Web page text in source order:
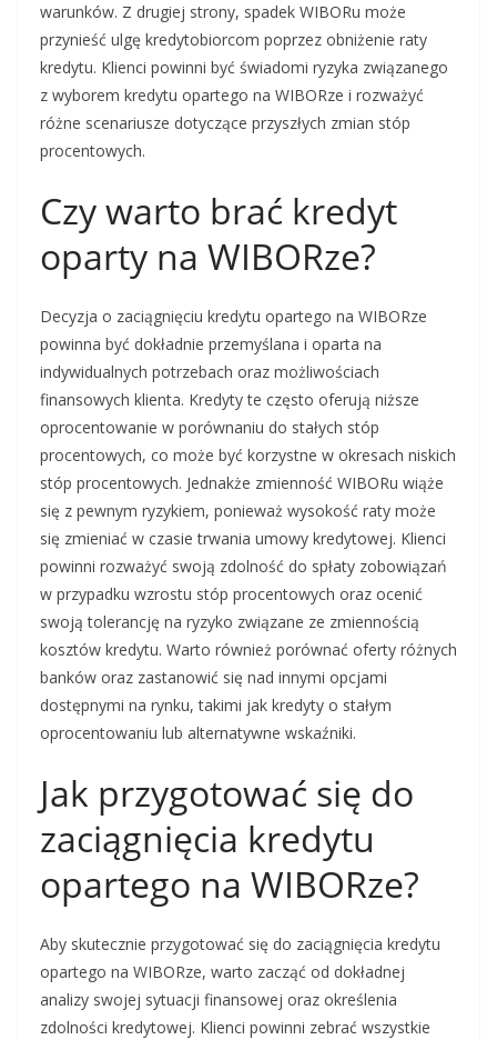
warunków. Z drugiej strony, spadek WIBORu może
przynieść ulgę kredytobiorcom poprzez obniżenie raty
kredytu. Klienci powinni być świadomi ryzyka związanego
z wyborem kredytu opartego na WIBORze i rozważyć
różne scenariusze dotyczące przyszłych zmian stóp
procentowych.
Czy warto brać kredyt
oparty na WIBORze?
Decyzja o zaciągnięciu kredytu opartego na WIBORze
powinna być dokładnie przemyślana i oparta na
indywidualnych potrzebach oraz możliwościach
finansowych klienta. Kredyty te często oferują niższe
oprocentowanie w porównaniu do stałych stóp
procentowych, co może być korzystne w okresach niskich
stóp procentowych. Jednakże zmienność WIBORu wiąże
się z pewnym ryzykiem, ponieważ wysokość raty może
się zmieniać w czasie trwania umowy kredytowej. Klienci
powinni rozważyć swoją zdolność do spłaty zobowiązań
w przypadku wzrostu stóp procentowych oraz ocenić
swoją tolerancję na ryzyko związane ze zmiennością
kosztów kredytu. Warto również porównać oferty różnych
banków oraz zastanowić się nad innymi opcjami
dostępnymi na rynku, takimi jak kredyty o stałym
oprocentowaniu lub alternatywne wskaźniki.
Jak przygotować się do
zaciągnięcia kredytu
opartego na WIBORze?
Aby skutecznie przygotować się do zaciągnięcia kredytu
opartego na WIBORze, warto zacząć od dokładnej
analizy swojej sytuacji finansowej oraz określenia
zdolności kredytowej. Klienci powinni zebrać wszystkie